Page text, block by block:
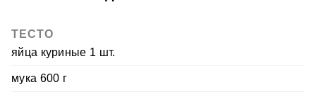
ТЕСТО
яйца куриные 1 шт.
мука 600 г